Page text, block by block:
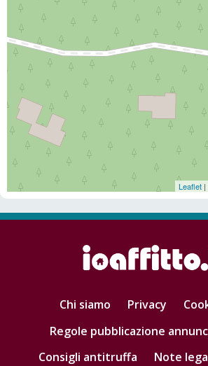
Leaflet |
Chi siamo Privacy
Regole pubblicazione
Consigli antitruffa
Note